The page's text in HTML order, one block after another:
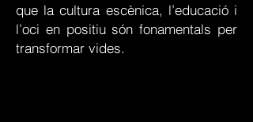
que la cultura escènica, l’educació i
l’oci en positiu són fonamentals per
transformar vides.